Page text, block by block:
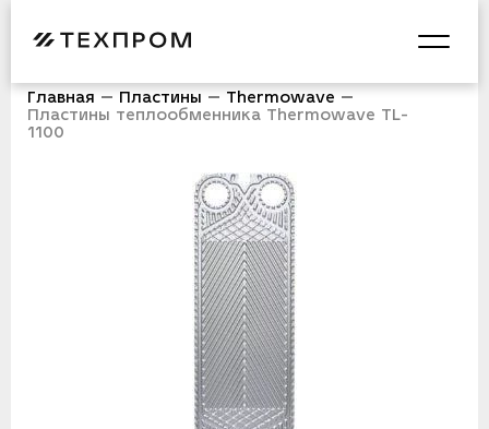
Главная Пластины
Thermowave
Пластины теплообменника Thermowave TL-
1100